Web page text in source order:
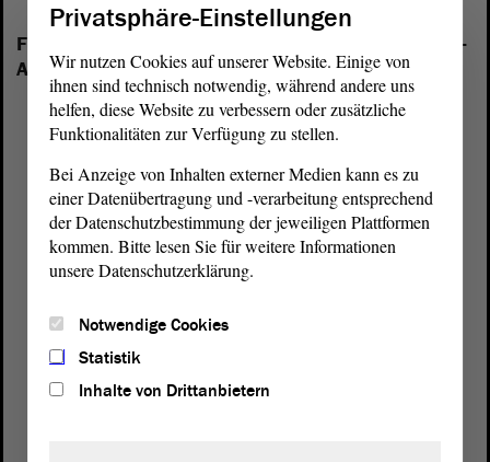
Folgende Fraktionen sind im Landtag von Sachsen-
Anhalt vertreten:
Privatsphäre-Einstellungen
Wir nutzen Cookies auf unserer Website. Einige von
ihnen sind technisch notwendig, während andere uns
helfen, diese Website zu verbessern oder zusätzliche
Funktionalitäten zur Verfügung zu stellen.
Bei Anzeige von Inhalten externer Medien kann es zu
einer Datenübertragung und -verarbeitung entsprechend
der Datenschutzbestimmung der jeweiligen Plattformen
kommen. Bitte lesen Sie für weitere Informationen
unsere Datenschutzerklärung.
Notwendige Cookies
Statistik
Inhalte von Drittanbietern